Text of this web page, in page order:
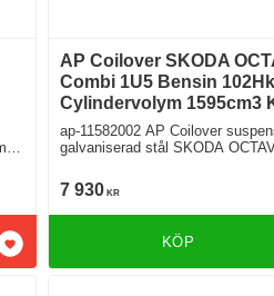
Lägg till i favoriter
AP Coilover SKODA
Combi 1U5 Bensin
Cylindervolym 1595cm3
ap-11582002 AP Coilover
galvaniserad stål SKODA
7 930KR
KÖP